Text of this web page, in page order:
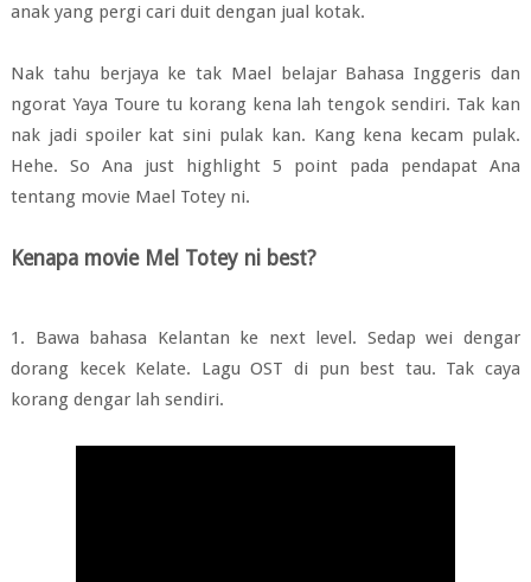
anak yang pergi cari duit dengan jual kotak.
Nak tahu berjaya ke tak Mael belajar Bahasa Inggeris dan
ngorat Yaya Toure tu korang kena lah tengok sendiri. Tak kan
nak jadi spoiler kat sini pulak kan. Kang kena kecam pulak.
Hehe. So Ana just highlight 5 point pada pendapat Ana
tentang movie Mael Totey ni.
Kenapa movie Mel Totey ni best?
1. Bawa bahasa Kelantan ke next level. Sedap wei dengar
dorang kecek Kelate. Lagu OST di pun best tau. Tak caya
korang dengar lah sendiri.